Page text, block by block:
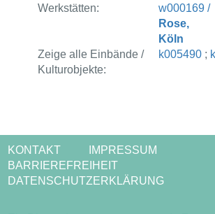
Werkstätten:
w000169 /
Rose,
Köln
Zeige alle Einbände /
Kulturobjekte:
k005490 ;
KONTAKT
IMPRESSUM
BARRIEREFREIHEIT
DATENSCHUTZERKLÄRUNG